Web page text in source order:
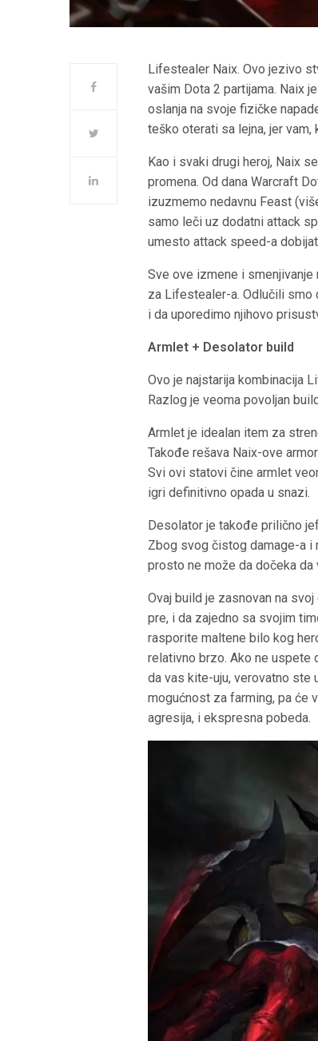
Lifestealer Naix. Ovo jezivo
vašim Dota 2 partijama. Naix
oslanja na svoje fizičke
teško oterati sa lejna, jer vam,
Kao i svaki drugi heroj, Naix
promena. Od dana Warcraft
izuzmemo nedavnu Feast
samo leči uz dodatni attack
umesto attack speed-a
Sve ove izmene i
za Lifestealer-a. Odlučili smo
i da uporedimo njihovo
Armlet + Desolator build
Ovo je najstarija kombinacija
Razlog je veoma povoljan
Armlet je idealan item za
Takođe rešava Naix-ove
Svi ovi statovi čine armlet
igri definitivno opada u snazi.
Desolator je takođe prilično
Zbog svog čistog damage-a i
prosto ne može da dočeka da
Ovaj build je zasnovan na
pre, i da zajedno sa svojim
rasporite maltene bilo kog
relativno brzo. Ako ne uspete
da vas kite-uju, verovatno ste
mogućnost za farming, pa će
agresija, i ekspresna pobeda.